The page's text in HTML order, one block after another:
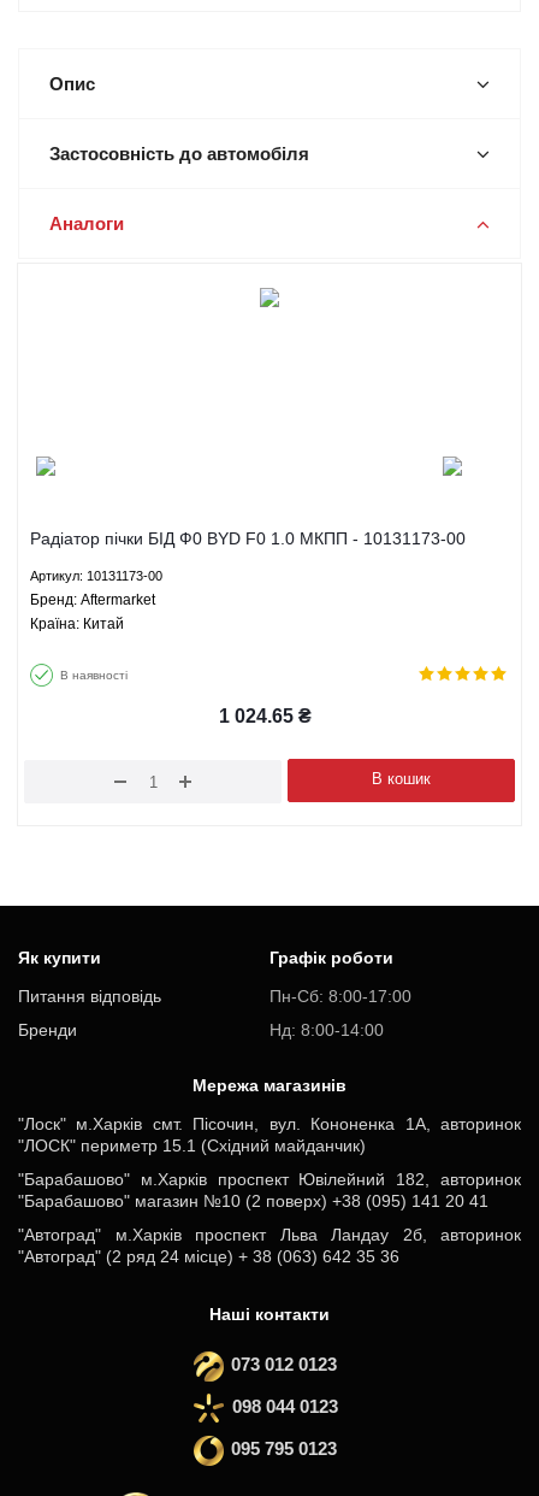
Опис
Застосовність до автомобіля
Аналоги
Радіатор пічки БІД Ф0 BYD F0 1.0 МКПП - 10131173-00
Артикул: 10131173-00
Брeнд: Aftermarket
Країна: Китай
В наявності
1 024.65 ₴
В кошик
Як купити
Питання відповідь
Бренди
Графік роботи
Пн-Cб: 8:00-17:00
Нд: 8:00-14:00
Мережа магазинів
"Лоск" м.Харків смт. Пісочин, вул. Кононенка 1А, авторинок
"ЛОСК" периметр 15.1 (Східний майданчик)
"Барабашово" м.Харків проспект Ювілейний 182, авторинок
"Барабашово" магазин №10 (2 поверх) +38 (095) 141 20 41
"Автоград" м.Харків проспект Льва Ландау 2б, авторинок
"Автоград" (2 ряд 24 місце) + 38 (063) 642 35 36
Наші контакти
073 012 0123
098 044 0123
095 795 0123